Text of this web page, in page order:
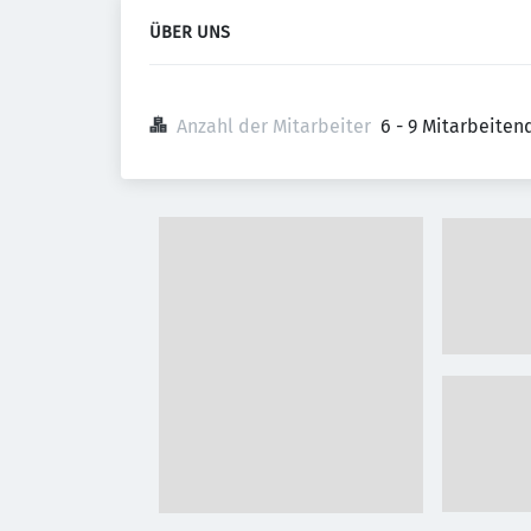
ÜBER UNS
Anzahl der Mitarbeiter 6 - 9